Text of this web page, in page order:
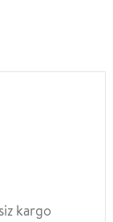
kargo